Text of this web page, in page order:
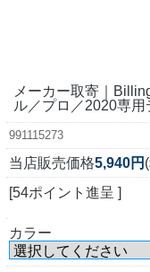
メーカー取寄｜
ル／プロ／2020専
991115273
当店販売価格5,940円
[54ポイント進呈 ]
カラー